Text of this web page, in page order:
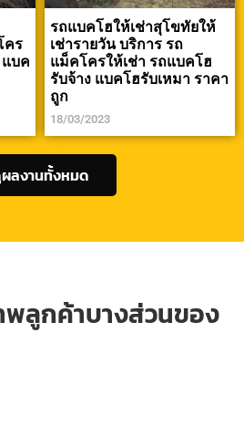
คร
แบค
รถแบคโฮให้เช่าสุโขทัยให้
เช่ารายวัน บริการ รถ
แม็คโครให้เช่า รถแบคโฮ
รับจ้าง แบคโฮรับเหมา ราคา
ถูก
18/03/2023
ลงานทั้งหมด
พลูกค้าบางส่วนของ